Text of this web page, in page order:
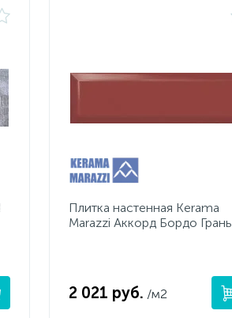
Плитка настенная Kerama
Marazzi Аккорд Бордо Грань
2 021 руб. /м2